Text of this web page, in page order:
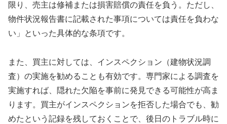
限り、売主は修補または損害賠償の責任を負う。ただし、
物件状況報告書に記載された事項については責任を負わな
い」といった具体的な条項です。
また、買主に対しては、インスペクション（建物状況調
査）の実施を勧めることも有効です。専門家による調査を
実施すれば、隠れた欠陥を事前に発見できる可能性が高ま
ります。買主がインスペクションを拒否した場合でも、勧
めたという記録を残しておくことで、後日のトラブル時に